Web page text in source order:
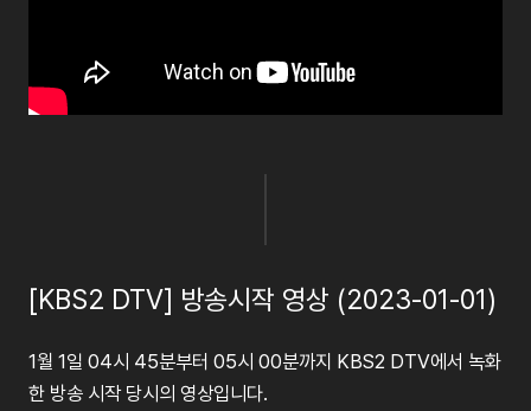
[KBS2 DTV] 방송시작 영상 (2023-01-01)
1월 1일 04시 45분부터 05시 00분까지 KBS2 DTV에서 녹화
한 방송 시작 당시의 영상입니다.